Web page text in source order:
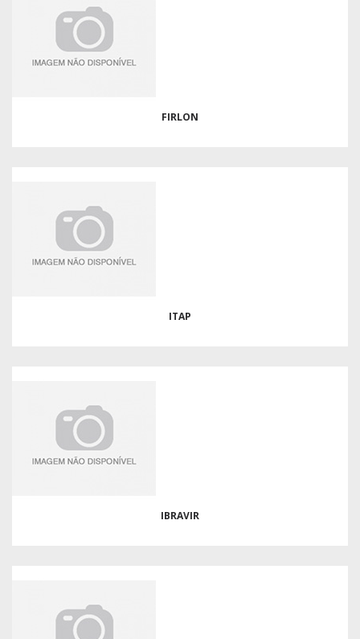
FIRLON
ITAP
IBRAVIR